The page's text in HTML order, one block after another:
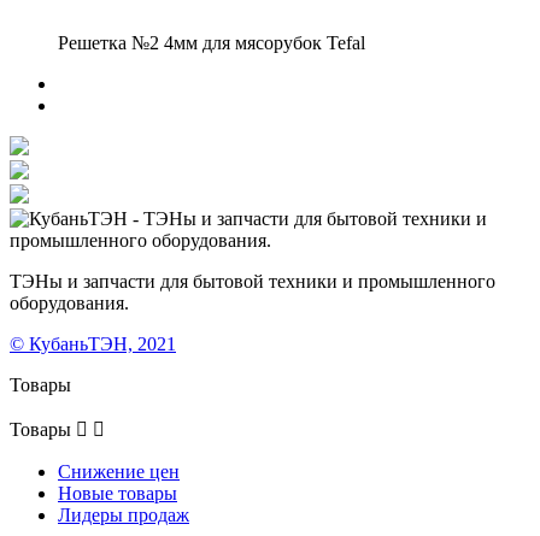
Решетка №2 4мм для мясорубок Tefal
ТЭНы и запчасти для бытовой техники и промышленного
оборудования.
© КубаньТЭН, 2021
Товары
Товары  
Снижение цен
Новые товары
Лидеры продаж